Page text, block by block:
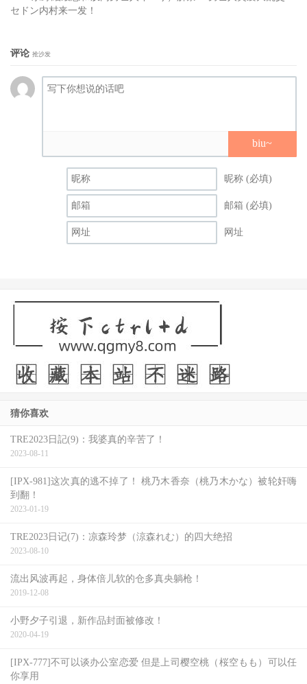
身高/罩杯：166厘米/D罩杯
セドン内村来一发！
评论 抢沙发
biu~
昵称 (必填)
邮箱 (必填)
网址
猜你喜欢
TRE2023日記(9)：我婆真的辛苦了！
2023-08-11
[IPX-981]这次真的逃不掉了！ 桃乃木香奈（桃乃木かな）被轮奸嗨
到翻！
2023-01-19
TRE2023日记(7)：凉森玲梦（涼森れむ）的四大绝招
2023-08-10
流出风波再起，身体倍儿软的仓多真央躺枪！
2019-12-08
小野夕子引退，新作品封面被修改！
2020-04-19
[IPX-777]不可以谈办公室恋爱 但是上司樱空桃（桜空もも）可以任
你享用